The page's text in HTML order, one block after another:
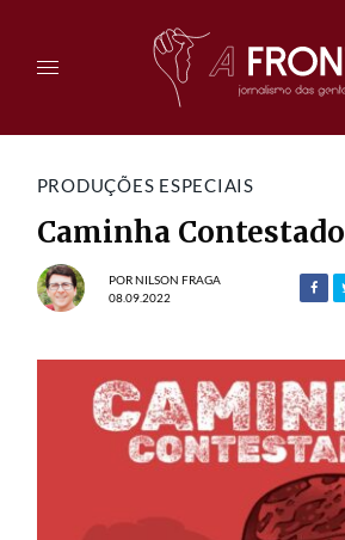
PRODUÇÕES ESPECIAIS
Caminha Contestado
PORNILSON FRAGA
08.09.2022